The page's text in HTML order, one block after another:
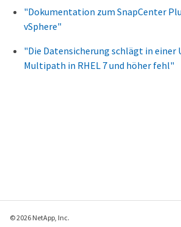
"Dokumentation zum SnapCenter
vSphere"
"Die Datensicherung schlägt in einer
Multipath in RHEL 7 und höher fehl"
© 2026 NetApp, Inc.